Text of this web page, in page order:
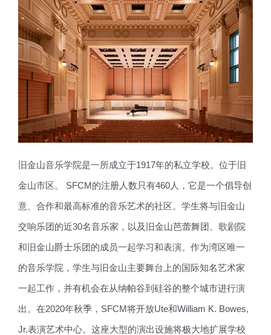
旧金山音乐学院是一所成立于1917年的私立学校。位于旧
金山市区。 SFCM的注册人数只有460人，它是一个倡导创
意、合作和最高标准的音乐艺术的社区。学生将与旧金山
交响乐团的近30名音乐家，以及旧金山芭蕾舞团、歌剧院
和旧金山爵士乐团的成员一起学习和表演。作为湾区唯一
的音乐学院，学生与旧金山主要舞台上的国际知名艺术家
一起工作，并有机会在从纳帕谷到硅谷的整个城市进行演
出。在2020年秋季，SFCM将开放Ute和William K. Bowes,
Jr.表演艺术中心。这座大型的演出设施将极大地扩展学校